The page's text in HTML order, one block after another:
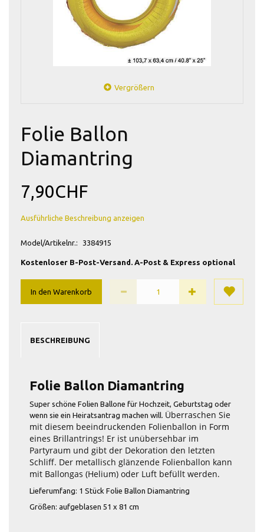
Vergrößern
Folie Ballon
Diamantring
7,90CHF
Ausführliche Beschreibung anzeigen
Model/Artikelnr.: 3384915
Kostenloser B-Post-Versand. A-Post & Express optional
In den Warenkorb
BESCHREIBUNG
Folie Ballon Diamantring
Super schöne Folien Ballone für Hochzeit, Geburtstag oder
wenn sie ein Heiratsantrag machen will. Überraschen Sie
mit diesem beeindruckenden Folienballon in Form
eines Brillantrings! Er ist unübersehbar im
Partyraum und gibt der Dekoration den letzten
Schliff. Der metallisch glänzende Folienballon kann
mit Ballongas (Helium) oder Luft befüllt werden.
Lieferumfang: 1 Stück Folie Ballon Diamantring
Größen: aufgeblasen 51 x 81 cm